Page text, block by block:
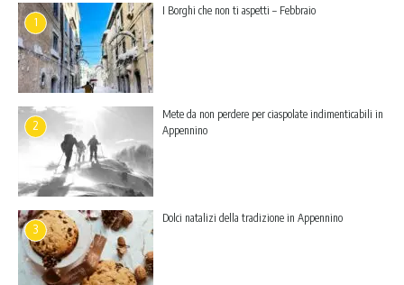
1
I Borghi che non ti aspetti – Febbraio
2
Mete da non perdere per ciaspolate indimenticabili in
Appennino
3
Dolci natalizi della tradizione in Appennino